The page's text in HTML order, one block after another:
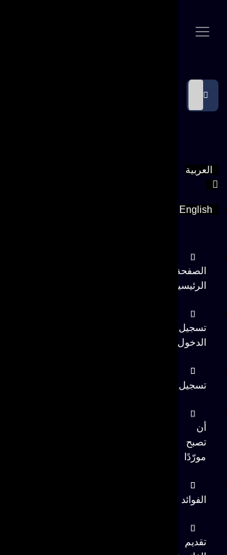
العربية
English
الصفحة
الرئيسية
تسجيل
الدخول
تسجيل
أن
تصبح
مورّدًا
الفوائد
تقديم